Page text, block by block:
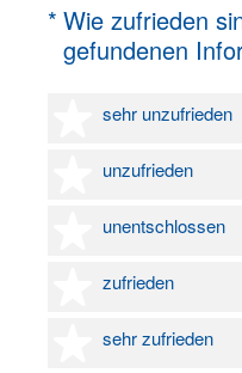
* Wie zufrieden
gefundenen
(Erforderlich.)
sehr unzufrieden
1 Stern
unzufrieden
2 Sterne
unentschlossen
3 Sterne
zufrieden
4 Sterne
sehr zufrieden
5 Sterne